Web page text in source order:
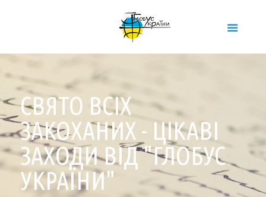
СВЯТО ВСІХ
ЗАКОХАНИХ - ЦІКАВІ
ЗАХОДИ ВІД "ГЛОБУС
УКРАЇНИ"